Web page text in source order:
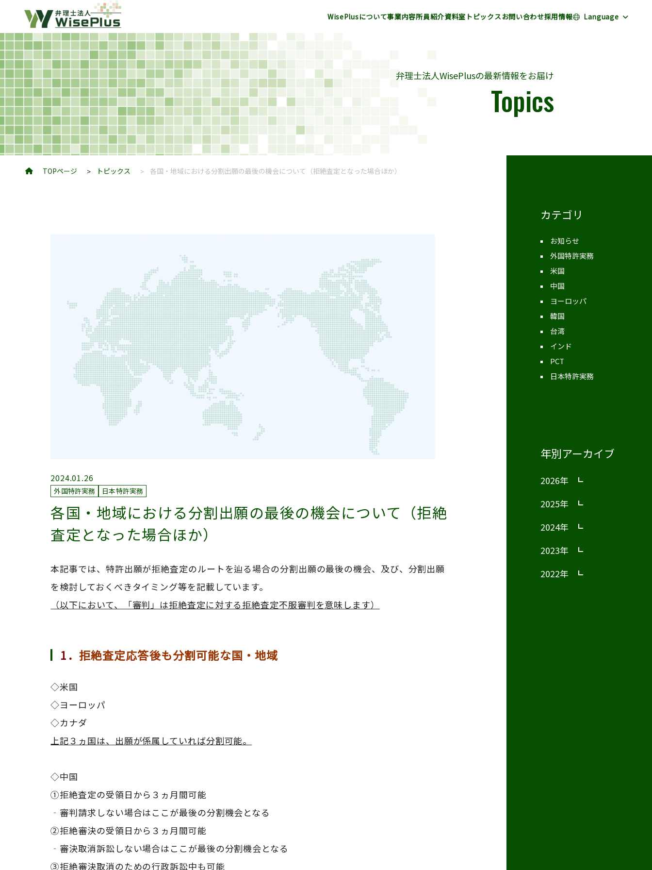
WisePlusについて事業内容所員紹介資料室 トピックス お問い合わせ採用情報 Language
弁理士法人WisePlusの最新情報をお届け
Topics
TOPページ トピックス 各国・地域における分割出願の最後の機会について（拒絶査定となった場合ほか）
2024.01.26
外国特許実務 日本特許実務
各国・地域における分割出願の最後の機会について（拒絶
査定となった場合ほか）
本記事では、特許出願が拒絶査定のルートを辿る場合の分割出願の最後の機会、及び、分割出願
を検討しておくべきタイミング等を記載しています。
（以下において、「審判」は拒絶査定に対する拒絶査定不服審判を意味します）
1． 拒絶査定応答後も分割可能な国・地域
◇米国
◇ヨーロッパ
◇カナダ
上記３ヵ国は、出願が係属していれば分割可能。
◇中国
①拒絶査定の受領日から３ヵ月間可能
‐審判請求しない場合はここが最後の分割機会となる
②拒絶審決の受領日から３ヵ月間可能
‐審決取消訴訟しない場合はここが最後の分割機会となる
③拒絶審決取消のための行政訴訟中も可能
カテゴリ
お知らせ
外国特許実務
米国
中国
ヨーロッパ
韓国
台湾
インド
PCT
日本特許実務
年別アーカイブ
2026年
2025年
2024年
2023年
2022年